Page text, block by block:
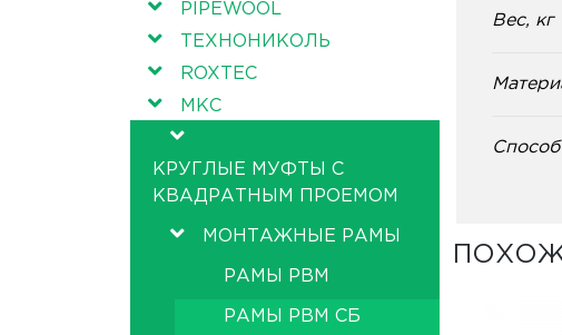
PIPEWOOL
ТЕХНОНИКОЛЬ
ROXTEC
МКС
КРУГЛЫЕ МУФТЫ С
КВАДРАТНЫМ ПРОЕМОМ
МОНТАЖНЫЕ РАМЫ
РАМЫ РВМ
РАМЫ РВМ СБ
Вес, кг